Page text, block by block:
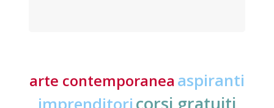
arte contemporanea aspiranti
imprenditori corsi gratuiti